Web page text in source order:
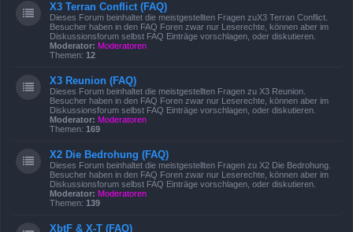
X3 Terran Conflict (FAQ)
Dieses Forum beinhaltet die meistgestellten Fragen zuX3 Terran Conflict.
Besucher haben in den FAQ Foren zwar nur Leserechte, können aber im
Diskussionsforum selbst FAQ Einträge vorschlagen, oder diskutieren.
Moderator: Moderatoren
Themen: 12
X3 Reunion (FAQ)
Dieses Forum beinhaltet die meistgestellten Fragen zu X3 Reunion.
Besucher haben in den FAQ Foren zwar nur Leserechte, können aber im
Diskussionsforum selbst FAQ Einträge vorschlagen, oder diskutieren.
Moderator: Moderatoren
Themen: 169
X2 Die Bedrohung (FAQ)
Dieses Forum beinhaltet die meistgestellten Fragen zu X2 Die Bedrohung.
Besucher haben in den FAQ Foren zwar nur Leserechte, können aber im
Diskussionsforum selbst FAQ Einträge vorschlagen, oder diskutieren.
Moderator: Moderatoren
Themen: 139
XbtF & X-T (FAQ)